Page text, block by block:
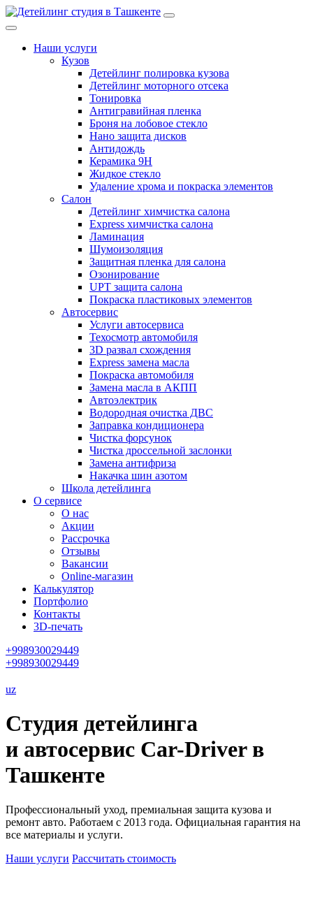
Наши услуги
Кузов
Детейлинг полировка кузова
Детейлинг моторного отсека
Тонировка
Антигравийная пленка
Броня на лобовое стекло
Нано защита дисков
Антидождь
Керамика 9H
Жидкое стекло
Удаление хрома и покраска элементов
Салон
Детейлинг химчистка салона
Express химчистка салона
Ламинация
Шумоизоляция
Защитная пленка для салона
Озонирование
UPT защита салона
Покраска пластиковых элементов
Автосервис
Услуги автосервиса
Техосмотр автомобиля
3D развал схождения
Express замена масла
Покраска автомобиля
Замена масла в АКПП
Автоэлектрик
Водородная очистка ДВС
Заправка кондиционера
Чистка форсунок
Чистка дроссельной заслонки
Замена антифриза
Накачка шин азотом
Школа детейлинга
О сервисе
О нас
Акции
Рассрочка
Отзывы
Вакансии
Online-магазин
Калькулятор
Портфолио
Контакты
3D-печать
+998930029449
+998930029449
uz
Студия детейлинга
и автосервис Car-Driver в
Ташкенте
Профессиональный уход, премиальная защита кузова и
ремонт авто. Работаем с 2013 года. Официальная гарантия на
все материалы и услуги.
Наши услуги Рассчитать стоимость